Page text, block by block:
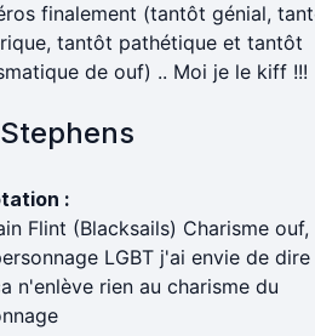
finalement (tantôt génial,
tantôt pathétique et tantôt
de ouf) .. Moi je le kiff !!!
:
Flint (Blacksails) Charisme ouf,
LGBT j'ai envie de dire
n'enlève rien au charisme du